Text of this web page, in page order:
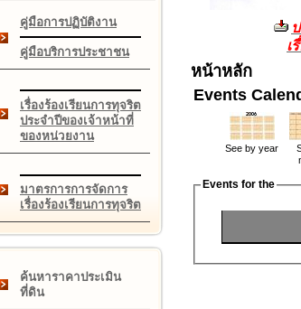
คู่มือการปฏิบัติงาน
คู่มือบริการประชาชน
เรื่องร้องเรียนการทุจริต
ประจำปีของเจ้าหน้าที่
ของหน่วยงาน
มาตรการการจัดการ
เรื่องร้องเรียนการทุจริต
ค้นหาราคาประเมิน
ที่ดิน
เ
หน้าหลัก
Events
See by year
Events for the